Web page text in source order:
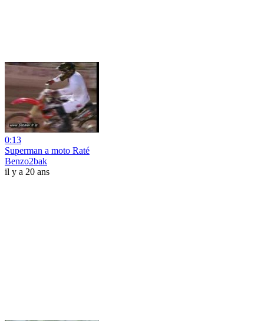
0:13
Superman a moto Raté
Benzo2bak
il y a 20 ans